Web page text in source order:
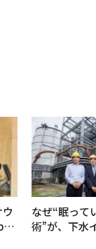
なぜ“眠って
術”が、下水